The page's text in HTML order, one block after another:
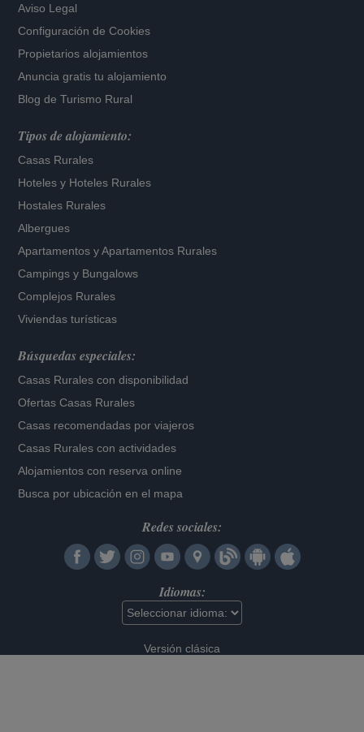
Aviso Legal
Configuración de Cookies
Propietarios alojamientos
Anuncia gratis tu alojamiento
Blog de Turismo Rural
Tipos de alojamiento:
Casas Rurales
Hoteles y Hoteles Rurales
Hostales Rurales
Albergues
Apartamentos yApartamentos Rurales
Campings y Bungalows
Complejos Rurales
Viviendas turísticas
Búsquedas especiales:
Casas Rurales con disponibilidad
Ofertas Casas Rurales
Casas recomendadas por viajeros
Casas Rurales con actividades
Alojamientos con reserva online
Busca por ubicación en el mapa
Redes sociales:
Idiomas:
Versión clásica